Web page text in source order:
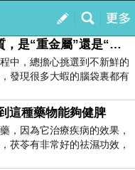
我的
訂閱
蝦頭上的深色物質，是“重金屬”還是“蝦黃”？蝦頭到底能不能吃？
中，總擔心挑選到不新鮮的
發現很多大蝦的腦袋裏都有
這種藥物能夠健脾
，因為它治療疾病的效果，
茯苓有非常好的祛濕功效，